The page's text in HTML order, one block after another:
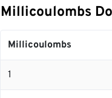
Millicoulombs
Millicoulombs
1